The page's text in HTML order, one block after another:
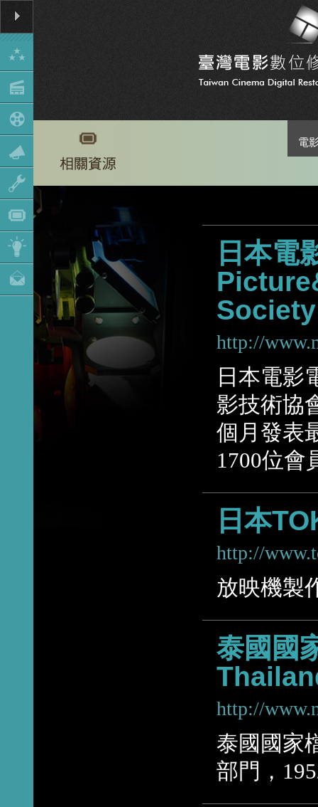
電
日本電
http://
日本電影
影技術協
個月發表
1700位會
日本
http://
放映機製
泰國國
http://
泰國國家
部門，